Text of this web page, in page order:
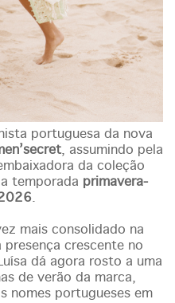
portuguesa da nova
, assumindo pela
da coleção
temporada primavera-
.
mais consolidado na
crescente no
dá agora rosto a uma
de verão da marca,
nomes portugueses em